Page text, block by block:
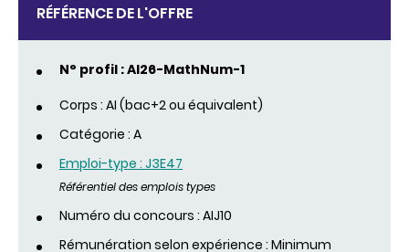
RÉFÉRENCE DE L'OFFRE
N° profil : AI26-MathNum-1
Corps : AI (bac+2 ou équivalent)
Catégorie : A
Emploi-type : J3E47
Référentiel des emplois types
Numéro du concours : AIJ10
Rémunération selon expérience : Minimum